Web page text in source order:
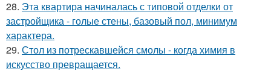
28. Эта квартира начиналась с типовой отделки от
застройщика - голые стены, базовый пол, минимум
характера.
29. Стол из потрескавшейся смолы - когда химия в
искусство превращается.